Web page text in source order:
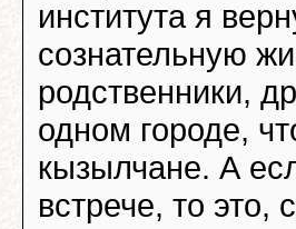
института я
сознательную
родственники,
одном городе,
кызылчане. А
встрече, то это,